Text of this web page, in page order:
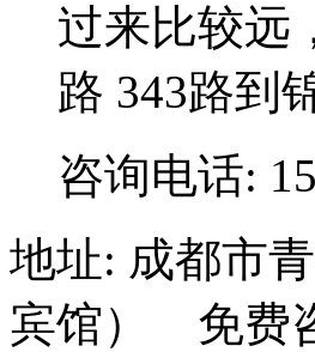
过来比较远
路 343路到
咨询电话:
地址: 成都市
宾馆） 免费